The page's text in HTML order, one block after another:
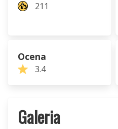
211
Ocena
3.4
Galeria